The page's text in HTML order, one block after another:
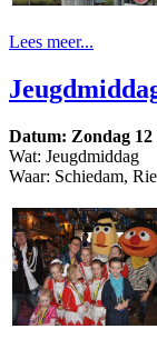
Lees meer...
Datum: Zondag
Wat: Jeugdmiddag
Waar: Schiedam,